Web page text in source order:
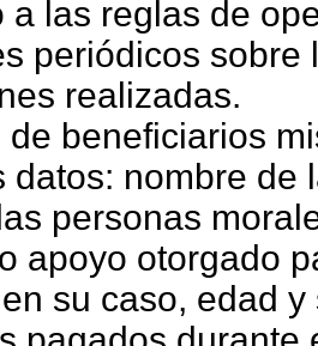
a las reglas de
periódicos
realizadas.
de beneficiarios
datos: nombre de
personas
apoyo otorgado
su caso, edad